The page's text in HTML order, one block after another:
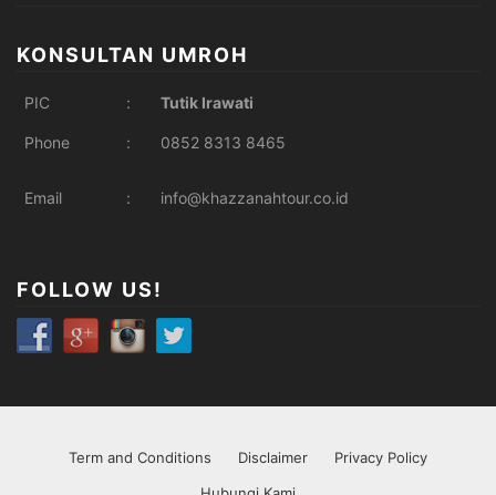
KONSULTAN UMROH
PIC : Tutik Irawati
Phone : 0852 8313 8465
Email : info@khazzanahtour.co.id
FOLLOW US!
Term and Conditions Disclaimer
Privacy Policy